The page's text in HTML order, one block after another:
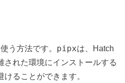
う方法です。 pipxは、Hatch
された環境にインストールする
ることができます。